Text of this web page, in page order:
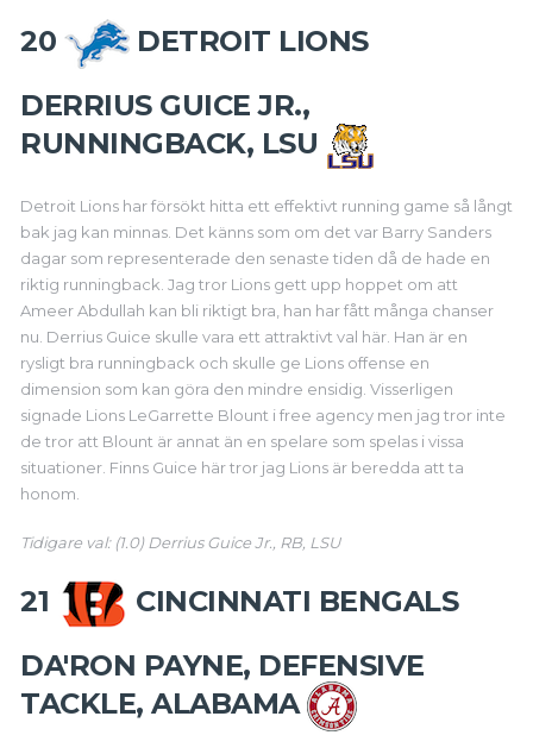
20
DETROIT LIONS
DERRIUS GUICE JR.,
RUNNINGBACK, LSU
Detroit Lions har försökt hitta ett effektivt running game så långt
bak jag kan minnas. Det känns som om det var Barry Sanders
dagar som representerade den senaste tiden då de hade en
riktig runningback. Jag tror Lions gett upp hoppet om att
Ameer Abdullah kan bli riktigt bra, han har fått många chanser
nu. Derrius Guice skulle vara ett attraktivt val här. Han är en
rysligt bra runningback och skulle ge Lions offense en
dimension som kan göra den mindre ensidig. Visserligen
signade Lions LeGarrette Blount i free agency men jag tror inte
de tror att Blount är annat än en spelare som spelas i vissa
situationer. Finns Guice här tror jag Lions är beredda att ta
honom.
Tidigare val: (1.0) Derrius Guice Jr., RB, LSU
21
CINCINNATI BENGALS
DA'RON PAYNE, DEFENSIVE
TACKLE, ALABAMA